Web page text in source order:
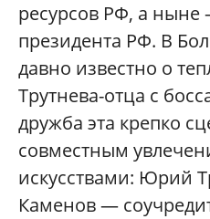
ресурсов РФ, а ныне
президента РФ. В
давно известно о
Трутнева-отца с
дружба эта крепко
совместным
искусствами: Юрий
Каменов —